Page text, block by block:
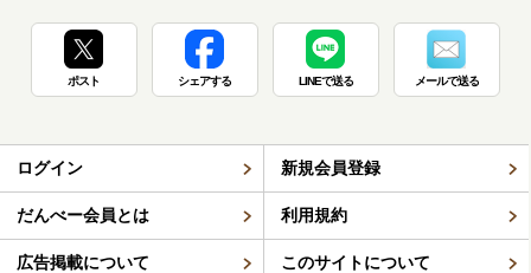
ポスト シェアする LINEで送る メールで送る
ログイン 新規会員登録
だんべー会員とは 利用規約
広告掲載について このサイトについて